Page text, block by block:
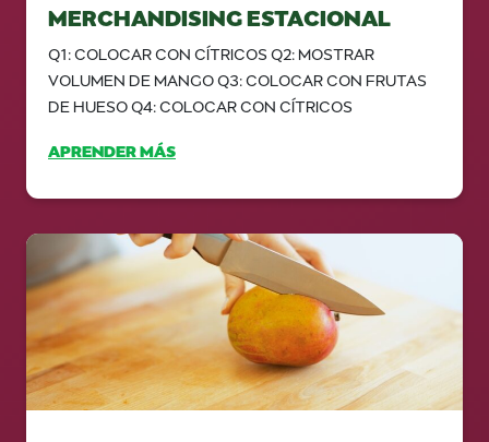
MERCHANDISING ESTACIONAL
Q1: COLOCAR CON CÍTRICOS Q2: MOSTRAR
VOLUMEN DE MANGO Q3: COLOCAR CON FRUTAS
DE HUESO Q4: COLOCAR CON CÍTRICOS
APRENDER MÁS